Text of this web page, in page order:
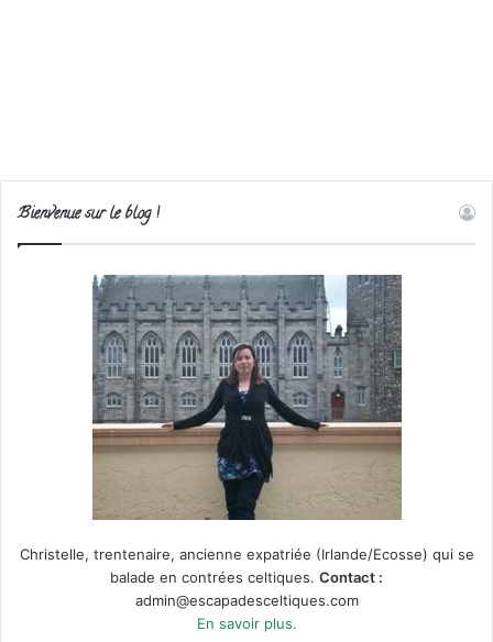
Bienvenue sur le blog !
Christelle, trentenaire, ancienne expatriée (Irlande/Ecosse) qui se
balade en contrées celtiques. Contact :
admin@escapadesceltiques.com
En savoir plus.